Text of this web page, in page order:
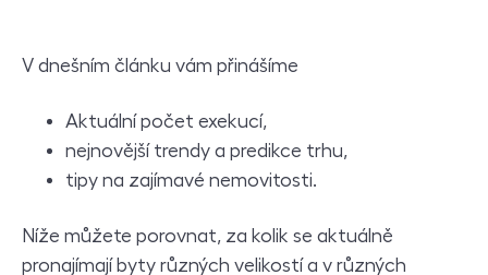
V dnešním článku vám přinášíme
Aktuální počet exekucí,
nejnovější trendy a predikce trhu,
tipy na zajímavé nemovitosti.
Níže můžete porovnat, za kolik se aktuálně
pronajímají byty různých velikostí a v různých